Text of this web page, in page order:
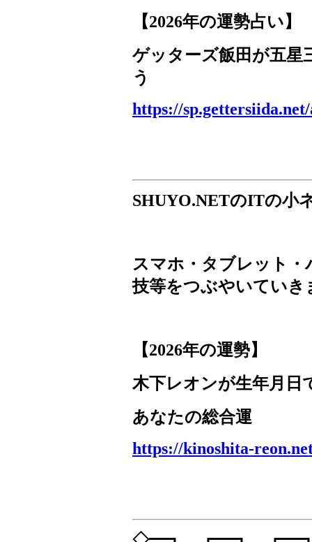
【2026年の運勢占い】
ゲッターズ飯田が五星
う
https://
SHUYO.NETのITの小
スマホ・タブレット・
技等をつぶやいていき
【2026年の運勢】
木下レオンが生年月日
あなたの総合運
https://kinoshita-